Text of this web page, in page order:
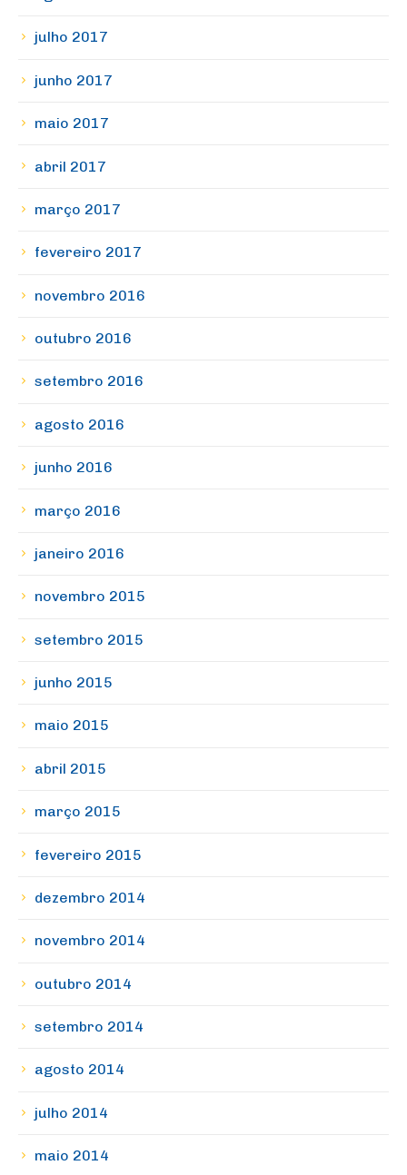
julho 2017
junho 2017
maio 2017
abril 2017
março 2017
fevereiro 2017
novembro 2016
outubro 2016
setembro 2016
agosto 2016
junho 2016
março 2016
janeiro 2016
novembro 2015
setembro 2015
junho 2015
maio 2015
abril 2015
março 2015
fevereiro 2015
dezembro 2014
novembro 2014
outubro 2014
setembro 2014
agosto 2014
julho 2014
maio 2014